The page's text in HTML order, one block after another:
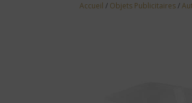
Accueil / Objets Publicitaires/